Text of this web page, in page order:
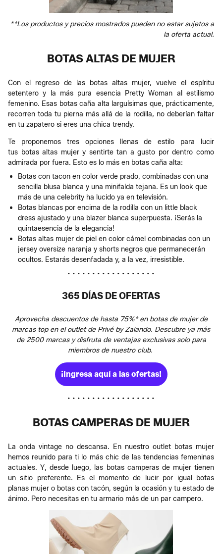
**Los productos y precios mostrados pueden no estar sujetos a
la oferta actual.
BOTAS ALTAS DE MUJER
Con el regreso de las botas altas mujer, vuelve el espíritu
setentero y la más pura esencia Pretty Woman al estilismo
femenino. Esas botas caña alta larguísimas que, prácticamente,
recorren toda tu pierna más allá de la rodilla, no deberían faltar
en tu zapatero si eres una chica trendy.
Te proponemos tres opciones llenas de estilo para lucir
tus botas altas mujer y sentirte tan a gusto por dentro como
admirada por fuera. Esto es lo más en botas caña alta:
Botas con tacon en color verde prado, combinadas con una
sencilla blusa blanca y una minifalda tejana. Es un look que
más de una celebrity ha lucido ya en televisión.
Botas blancas por encima de la rodilla con un little black
dress ajustado y una blazer blanca superpuesta. ¡Serás la
quintaesencia de la elegancia!
Botas altas mujer de piel en color cámel combinadas con un
jersey oversize naranja y shorts negros que permanecerán
ocultos. Estarás desenfadada y, a la vez, irresistible.
• • • • • • • • • • • • • • • • • •
365 DÍAS DE OFERTAS
Aprovecha descuentos de hasta 75%* en botas de mujer de
marcas top en el outlet de Privé by Zalando. Descubre ya más
de 2500 marcas y disfruta de ventajas exclusivas solo para
miembros de nuestro club.
¡Ingresa aquí a las ofertas!
• • • • • • • • • • • • • • • • • •
BOTAS CAMPERAS DE MUJER
La onda vintage no descansa. En nuestro outlet botas mujer
hemos reunido para ti lo más chic de las tendencias femeninas
actuales. Y, desde luego, las botas camperas de mujer tienen
un sitio preferente. Es el momento de lucir por igual botas
planas mujer o botas con tacón, según la ocasión y tu estado de
ánimo. Pero necesitas en tu armario más de un par campero.